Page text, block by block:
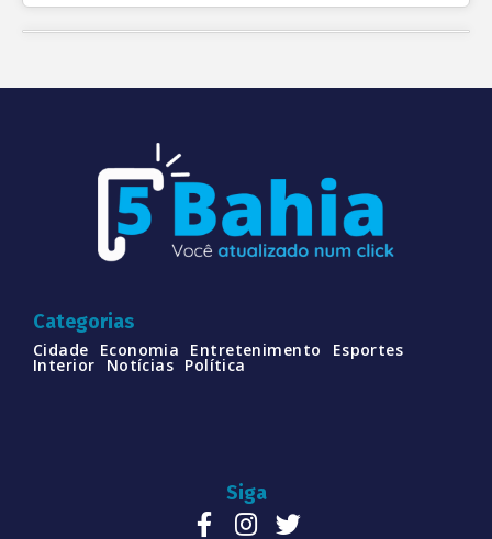
Categorias
Cidade Economia Entretenimento Esportes
Interior Notícias Política
Siga